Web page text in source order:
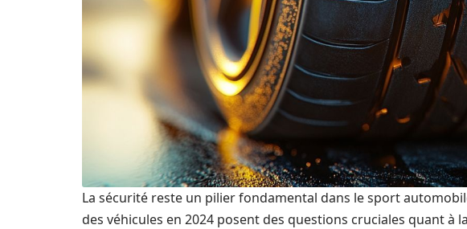
La sécurité reste un pilier fondamental dans le sport
des véhicules en 2024 posent des questions cruciales quant à la